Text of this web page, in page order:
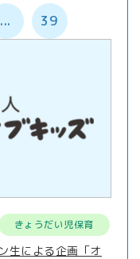
... 39
きょうだい児保育
生による企画「オ